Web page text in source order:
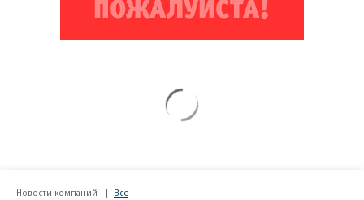
Новости компаний Все